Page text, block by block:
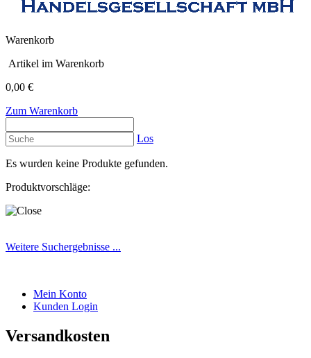
Warenkorb
Artikel im Warenkorb
0,00 €
Zum Warenkorb
Los
Es wurden keine Produkte gefunden.
Produktvorschläge:
Weitere Suchergebnisse ...
Mein Konto
Kunden Login
Versandkosten